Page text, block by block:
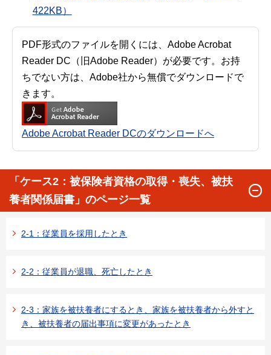
422KB）
PDF形式のファイルを開くには、Adobe Acrobat
Reader DC（旧Adobe Reader）が必要です。お持
ちでない方は、Adobe社から無償でダウンロードで
きます。
Adobe Acrobat Reader DCのダウンロードへ
「ケース2：被保険者資格の取得・喪失、被扶
養者関係届書」のページ一覧
2-1：従業員を採用したとき
2-2：従業員が退職、死亡したとき
2-3：家族を被扶養者にするとき、家族を被扶養者から外すと
き、被扶養者の届出事項に変更があったとき